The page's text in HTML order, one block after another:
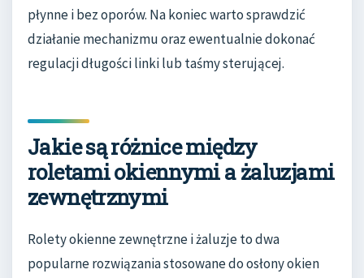
płynne i bez oporów. Na koniec warto sprawdzić
działanie mechanizmu oraz ewentualnie dokonać
regulacji długości linki lub taśmy sterującej.
Jakie są różnice między
roletami okiennymi a żaluzjami
zewnętrznymi
Rolety okienne zewnętrzne i żaluzje to dwa
popularne rozwiązania stosowane do osłony okien